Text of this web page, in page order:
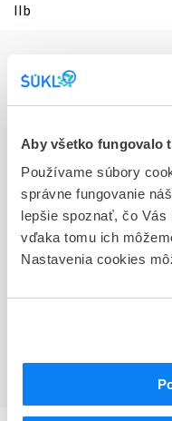
Aby všetko fungovalo
Používame súbory
správne fungovanie
lepšie spoznať, čo Vás
vďaka tomu ich
Nastavenia cookies
IIb
Výrobca
Kód výrobcu
Názov
Silimed - Indústria de
Ulica
Rua Figueiredo Ropcha